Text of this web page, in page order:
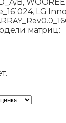
B,
LG
матриц: